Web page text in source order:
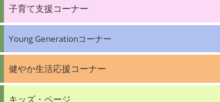
子育て支援コーナー
Young Generationコーナー
健やか生活応援コーナー
キッズ・ページ